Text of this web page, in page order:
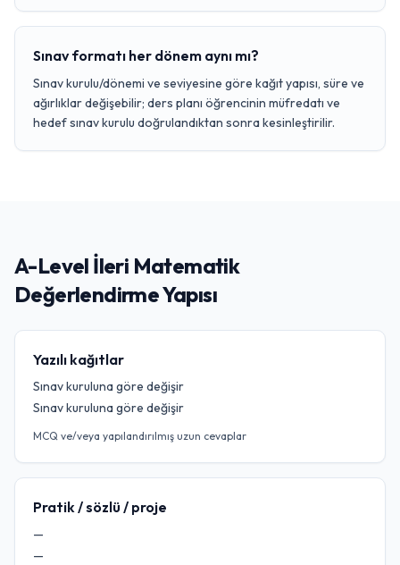
Sınav formatı her dönem aynı mı?
Sınav kurulu/dönemi ve seviyesine göre kağıt yapısı, süre ve
ağırlıklar değişebilir; ders planı öğrencinin müfredatı ve
hedef sınav kurulu doğrulandıktan sonra kesinleştirilir.
A-Level İleri Matematik
Değerlendirme Yapısı
Yazılı kağıtlar
Sınav kuruluna göre değişir
Sınav kuruluna göre değişir
MCQ ve/veya yapılandırılmış uzun cevaplar
Pratik / sözlü / proje
—
—